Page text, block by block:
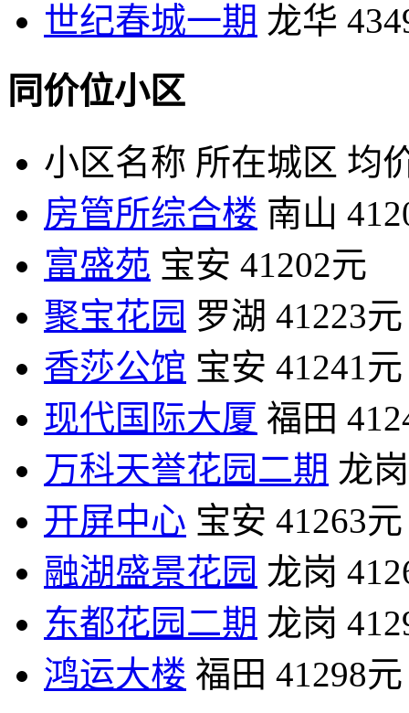
世纪春城一期 龙华
同价位小区
小区名称 所在城区 均
房管所综合楼 南山
富盛苑 宝安 41202元
聚宝花园 罗湖 41223元
香莎公馆 宝安 41241元
现代国际大厦 福田
万科天誉花园二期 龙岗
开屏中心 宝安 41263元
融湖盛景花园 龙岗
东都花园二期 龙岗
鸿运大楼 福田 41298元